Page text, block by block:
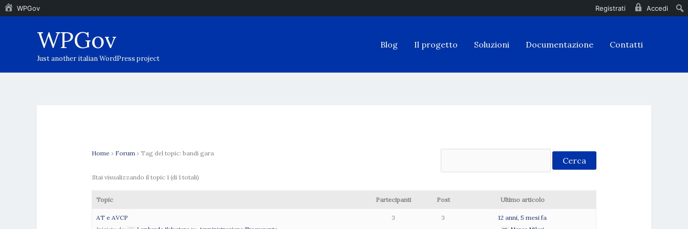
WPGov Registrati Accedi
WPGov
Just another italian WordPress project
Blog Il progetto Soluzioni Documentazione Contatti
Home › Forum › Tag del topic: bandi gara
Stai visualizzando il topic 1 (di 1 totali)
Topic Partecipanti Post Ultimo articolo
AT e AVCP 3 3 12 anni, 5 mesi fa